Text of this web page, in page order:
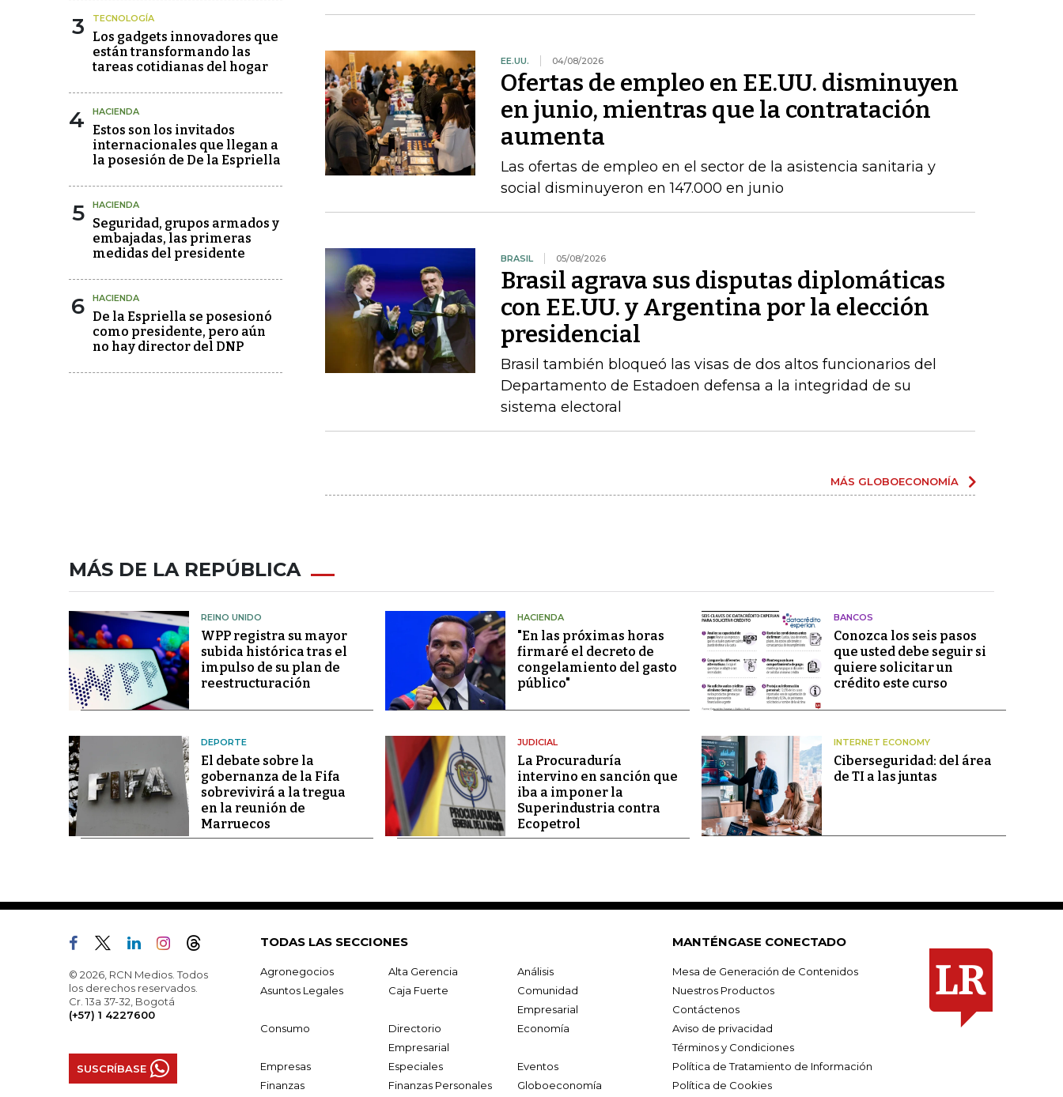
3 TECNOLOGÍA
Los gadgets innovadores que
están transformando las
tareas cotidianas del hogar
4 HACIENDA
Estos son los invitados
internacionales que llegan a
la posesión de De la Espriella
5 HACIENDA
Seguridad, grupos armados y
embajadas, las primeras
medidas del presidente
6 HACIENDA
De la Espriella se posesionó
como presidente, pero aún
no hay director del DNP
EE.UU. 04/08/2026
Ofertas de empleo en EE.UU. disminuyen
en junio, mientras que la contratación
aumenta
Las ofertas de empleo en el sector de la asistencia sanitaria y
social disminuyeron en 147.000 en junio
BRASIL 05/08/2026
Brasil agrava sus disputas diplomáticas
con EE.UU. y Argentina por la elección
presidencial
Brasil también bloqueó las visas de dos altos funcionarios del
Departamento de Estadoen defensa a la integridad de su
sistema electoral
MÁS GLOBOECONOMÍA
MÁS DE LA REPÚBLICA
REINO UNIDO
WPP registra su mayor
subida histórica tras el
impulso de su plan de
reestructuración
HACIENDA
"En las próximas horas
firmaré el decreto de
congelamiento del gasto
público"
BANCOS
Conozca los seis pasos
que usted debe seguir si
quiere solicitar un
crédito este curso
DEPORTE
El debate sobre la
gobernanza de la Fifa
sobrevivirá a la tregua
en la reunión de
Marruecos
JUDICIAL
La Procuraduría
intervino en sanción que
iba a imponer la
Superindustria contra
Ecopetrol
INTERNET ECONOMY
Ciberseguridad: del área
de TI a las juntas
© 2026, RCN Medios. Todos
los derechos reservados.
Cr. 13a 37-32, Bogotá
(+57) 1 4227600
SUSCRÍBASE
TODAS LAS SECCIONES
Agronegocios Alta Gerencia
Análisis
Asuntos Legales
Caja Fuerte
Comunidad
Empresarial
Consumo
Directorio
Empresarial
Economía
Empresas Especiales
Eventos
Finanzas
Finanzas Personales Globoeconomía
MANTÉNGASE CONECTADO
Mesa de Generación de Contenidos
Nuestros Productos
Contáctenos
Aviso de privacidad
Términos y Condiciones
Política de Tratamiento de Información
Política de Cookies